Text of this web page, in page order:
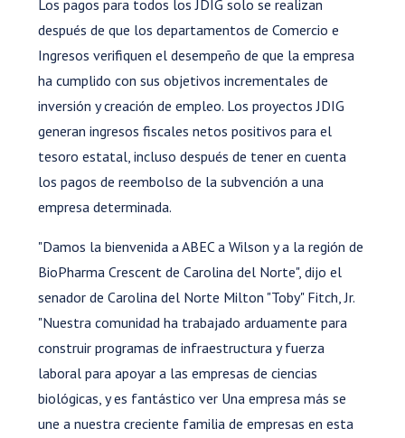
Los pagos para todos los JDIG solo se realizan
después de que los departamentos de Comercio e
Ingresos verifiquen el desempeño de que la empresa
ha cumplido con sus objetivos incrementales de
inversión y creación de empleo. Los proyectos JDIG
generan ingresos fiscales netos positivos para el
tesoro estatal, incluso después de tener en cuenta
los pagos de reembolso de la subvención a una
empresa determinada.
"Damos la bienvenida a ABEC a Wilson y a la región de
BioPharma Crescent de Carolina del Norte", dijo el
senador de Carolina del Norte Milton "Toby" Fitch, Jr.
"Nuestra comunidad ha trabajado arduamente para
construir programas de infraestructura y fuerza
laboral para apoyar a las empresas de ciencias
biológicas, y es fantástico ver Una empresa más se
une a nuestra creciente familia de empresas en esta